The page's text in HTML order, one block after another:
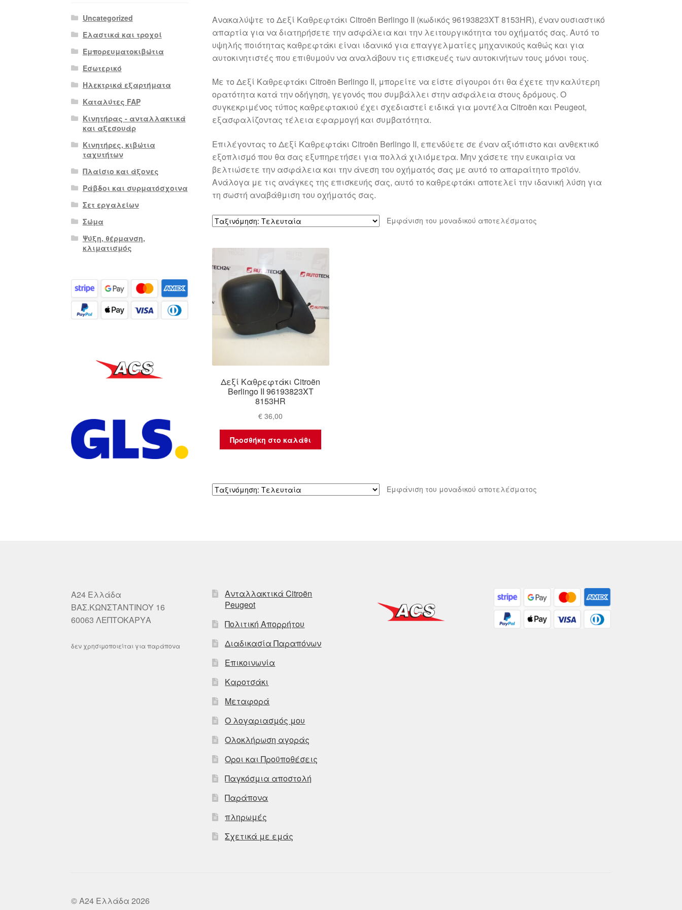
Ανακαλύψτε το Δεξί Καθρεφτάκι Citroën Berlingo II (κωδικός 96193823XT 8153HR), έναν ουσιαστικό
απαρτία για να διατηρήσετε την ασφάλεια και την λειτουργικότητα του οχήματός σας. Αυτό το
υψηλής ποιότητας καθρεφτάκι είναι ιδανικό για επαγγελματίες μηχανικούς καθώς και για
αυτοκινητιστές που επιθυμούν να αναλάβουν τις επισκευές των αυτοκινήτων τους μόνοι τους.
Με το Δεξί Καθρεφτάκι Citroën Berlingo II, μπορείτε να είστε σίγουροι ότι θα έχετε την καλύτερη
ορατότητα κατά την οδήγηση, γεγονός που συμβάλλει στην ασφάλεια στους δρόμους. Ο
συγκεκριμένος τύπος καθρεφτακιού έχει σχεδιαστεί ειδικά για μοντέλα Citroën και Peugeot,
εξασφαλίζοντας τέλεια εφαρμογή και συμβατότητα.
Επιλέγοντας το Δεξί Καθρεφτάκι Citroën Berlingo II, επενδύετε σε έναν αξιόπιστο και ανθεκτικό
εξοπλισμό που θα σας εξυπηρετήσει για πολλά χιλιόμετρα. Μην χάσετε την ευκαιρία να
βελτιώσετε την ασφάλεια και την άνεση του οχήματός σας με αυτό το απαραίτητο προϊόν.
Ανάλογα με τις ανάγκες της επισκευής σας, αυτό το καθρεφτάκι αποτελεί την ιδανική λύση για
τη σωστή αναβάθμιση του οχήματός σας.
Εμφάνιση του μοναδικού αποτελέσματος
Δεξί Καθρεφτάκι Citroën
Berlingo II 96193823XT
8153HR
€ 36,00
Προσθήκη στο καλάθι
Εμφάνιση του μοναδικού αποτελέσματος
Uncategorized
Ελαστικά και τροχοί
Εμπορευματοκιβώτια
Εσωτερικό
Ηλεκτρικά εξαρτήματα
Καταλύτες FAP
Κινητήρας - ανταλλακτικά
και αξεσουάρ
Κινητήρες, κιβώτια
ταχυτήτων
Πλαίσιο και άξονες
Ράβδοι και συρματόσχοινα
Σετ εργαλείων
Σώμα
Ψύξη, θέρμανση,
κλιματισμός
A24 Ελλάδα
ΒΑΣ.ΚΩΝΣΤΑΝΤΙΝΟΥ 16
60063 ΛΕΠΤΟΚΑΡΥΑ
δεν χρησιμοποιείται για παράπονα
Ανταλλακτικά Citroën
Peugeot
Πολιτική Απορρήτου
Διαδικασία Παραπόνων
Επικοινωνία
Καροτσάκι
Μεταφορά
Ο λογαριασμός μου
Ολοκλήρωση αγοράς
Οροι και Προϋποθέσεις
Παγκόσμια αποστολή
Παράπονα
πληρωμές
Σχετικά με εμάς
© A24 Ελλάδα 2026